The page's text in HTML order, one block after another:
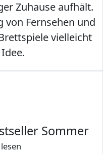
Zuhause aufhält.
von Fernsehen und
vielleicht
Sommer
lesen